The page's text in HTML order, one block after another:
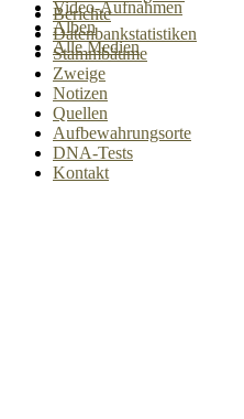
Video-Aufnahmen
Alben
Alle Medien
Berichte
Datenbankstatistiken
Stammbäume
Zweige
Notizen
Quellen
Aufbewahrungsorte
DNA-Tests
Kontakt